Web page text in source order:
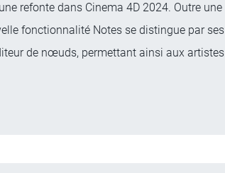
refonte dans Cinema 4D 2024. Outre une
fonctionnalité Notes se distingue par ses
de nœuds, permettant ainsi aux artistes